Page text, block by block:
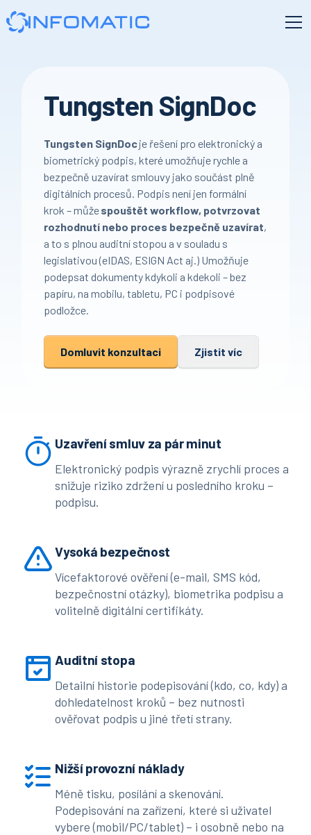
Tungsten SignDoc
Tungsten SignDocje řešení pro elektronický a
biometrický podpis, které umožňuje rychle a
bezpečně uzavírat smlouvy jako součást plně
digitálních procesů. Podpis není jen formální
krok – můžespouštět workflow, potvrzovat
rozhodnutí nebo proces bezpečně uzavírat,
a to s plnou auditní stopou a v souladu s
legislativou (eIDAS, ESIGN Act aj.) Umožňuje
podepsat dokumenty kdykoli a kdekoli – bez
papíru, na mobilu, tabletu, PC i podpisové
podložce.
Domluvit konzultaci Zjistit víc
Uzavření smluv za pár minut
Elektronický podpis výrazně zrychlí proces a
snižuje riziko zdržení u posledního kroku –
podpisu.
Vysoká bezpečnost
Vícefaktorové ověření (e-mail, SMS kód,
bezpečnostní otázky), biometrika podpisu a
volitelně digitální certifikáty.
Auditní stopa
Detailní historie podepisování (kdo, co, kdy) a
dohledatelnost kroků – bez nutnosti
ověřovat podpis u jiné třetí strany.
Nižší provozní náklady
Méně tisku, posílání a skenování.
Podepisování na zařízení, které si uživatel
vybere (mobil/PC/tablet) – i osobně nebo na